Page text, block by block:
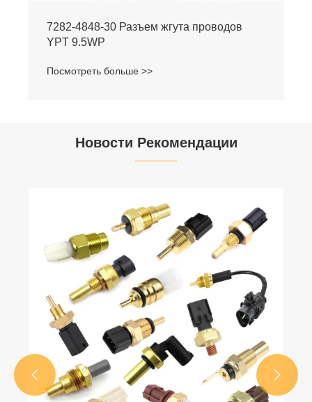
7282-4848-30 Разъем жгута проводов
YPT 9.5WP
Посмотреть больше >>
Новости Рекомендации
 